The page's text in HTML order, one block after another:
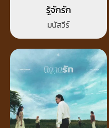
รู้จักรัก
มนัสวีร์